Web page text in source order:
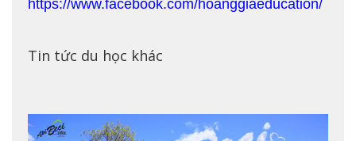
https://www.facebook.com/hoanggiaeducation/
Tin tức du học khác